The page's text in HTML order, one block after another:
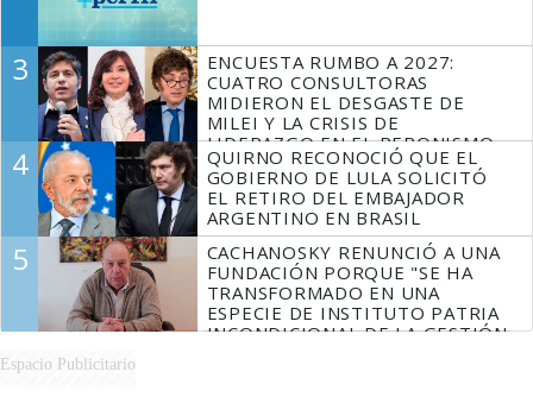
3
ENCUESTA RUMBO A 2027:
CUATRO CONSULTORAS
MIDIERON EL DESGASTE DE
MILEI Y LA CRISIS DE
LIDERAZGO EN EL PERONISMO
4
QUIRNO RECONOCIÓ QUE EL
GOBIERNO DE LULA SOLICITÓ
EL RETIRO DEL EMBAJADOR
ARGENTINO EN BRASIL
5
CACHANOSKY RENUNCIÓ A UNA
FUNDACIÓN PORQUE "SE HA
TRANSFORMADO EN UNA
ESPECIE DE INSTITUTO PATRIA
INCONDICIONAL DE LA GESTIÓN
Espacio Publicitario